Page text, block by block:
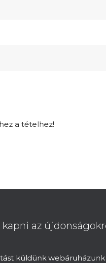
a tételhez!
az
küldünk webáruházunk